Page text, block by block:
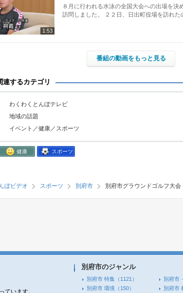
1:53
８月に行われる水泳の全国大会への出場を
訪問しました。 ２２日、日出町役場を訪れ
番組の動画をもっと見る
連するカテゴリ
わくわくとんぼテレビ
地域の話題
イベント／健康／スポーツ
健康 スポーツ
ぼビデオ スポーツ 別府市 別府市グラウンドゴルフ大会
ています。
別府市のジャンル
別府市 特集 （1121） 別府市
別府市 環境 （150） 別府市